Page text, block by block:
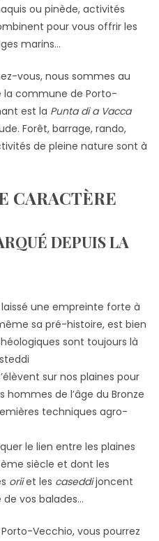
ou pinède, activités
pour vous offrir les
marins…
vous, nous sommes au
la commune de Porto-
est la Punta di a Vacca
Forêt, barrage, rando,
de pleine nature sont à
CARACTÈRE
DEPUIS LA
une empreinte forte à
sa pré-histoire, est bien
sont toujours là
sur nos plaines pour
hommes de l’âge du Bronze
techniques agro-
le lien entre les plaines
siècle et dont les
oriiet les caseddijoncent
vos balades…
Vecchio, vous pourrez